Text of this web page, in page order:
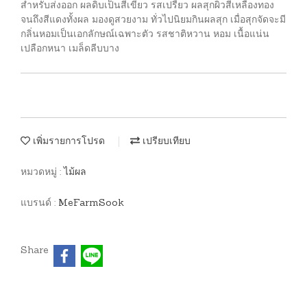
สำหรับส่งออก ผลดิบเป็นสีเขียว รสเปรี้ยว ผลสุกผิวสีเหลืองทอง
จนถึงสีแดงทั้งผล มองดูสวยงาม ทั่วไปนิยมกินผลสุก เมื่อสุกจัดจะมี
กลิ่นหอมเป็นเอกลักษณ์เฉพาะตัว รสชาติหวาน หอม เนื้อแน่น
เปลือกหนา เมล็ดลีบบาง
เพิ่มรายการโปรด เปรียบเทียบ
หมวดหมู่ : ไม้ผล
แบรนด์ : MeFarmSook
Share